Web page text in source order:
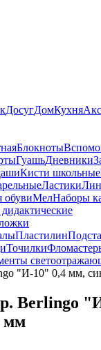
ДосугДомКухня
Блокноты
ГуашьДневники
Кисти школьные
Ластики
МелНаборы
Пластилин
Точилки
"И-10" 0,4 мм,
Berlingo
мм